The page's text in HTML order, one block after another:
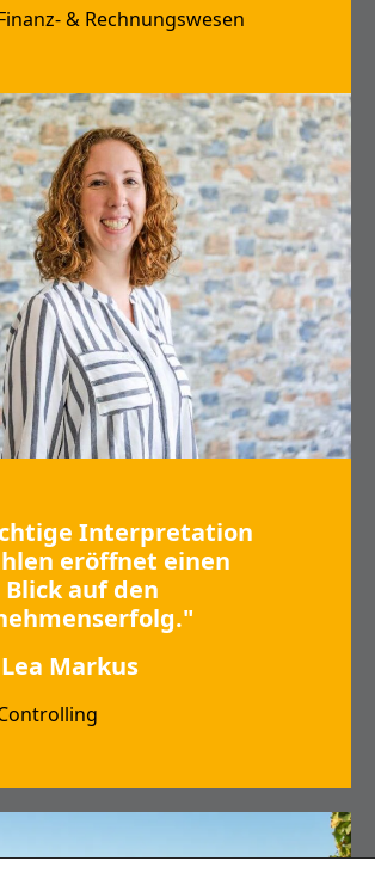
& Rechnungswesen
Interpretation
eröffnet einen
auf den
Markus